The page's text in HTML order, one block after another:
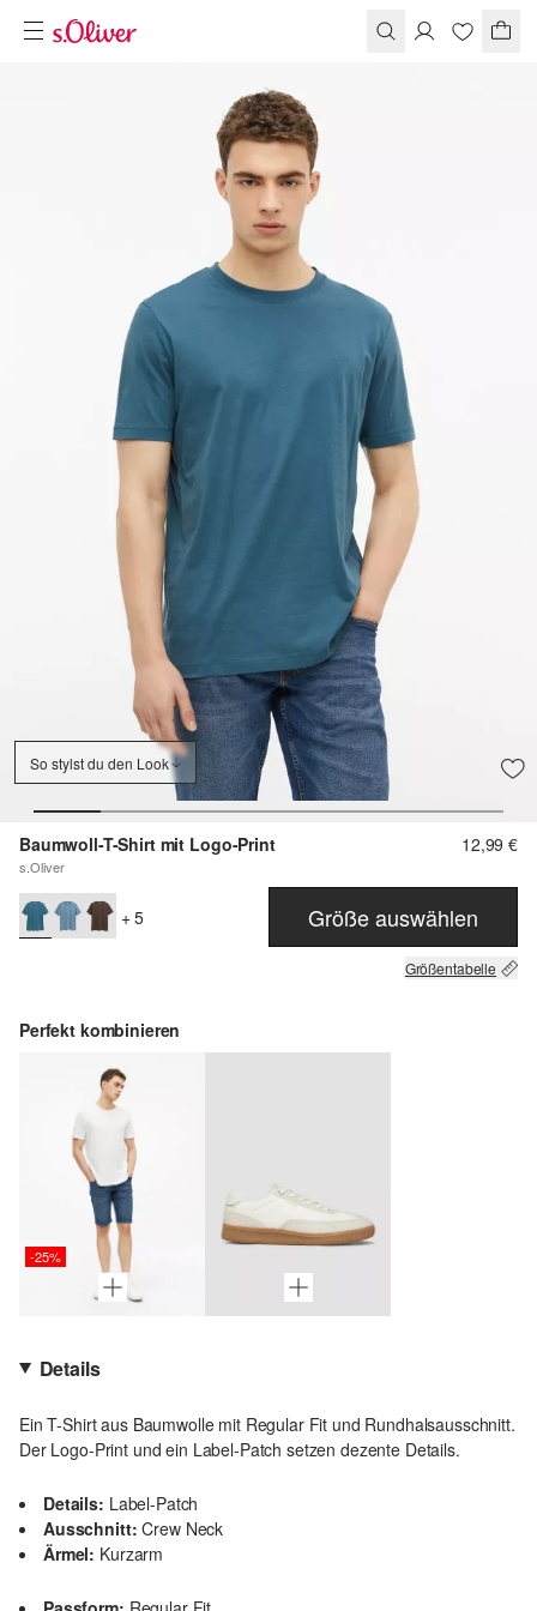
So stylst du den Look
Baumwoll-T-Shirt mit Logo-Print
s.Oliver
12,99 €
+ 5 Größe auswählen
Größentabelle
Perfekt kombinieren
-25%
Details
Ein T-Shirt aus Baumwolle mit Regular Fit und Rundhalsausschnitt.
Der Logo-Print und ein Label-Patch setzen dezente Details.
Details: Label-Patch
Ausschnitt: Crew Neck
Ärmel: Kurzarm